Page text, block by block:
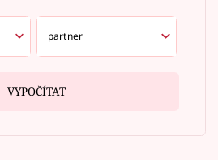
VYPOČÍTAT